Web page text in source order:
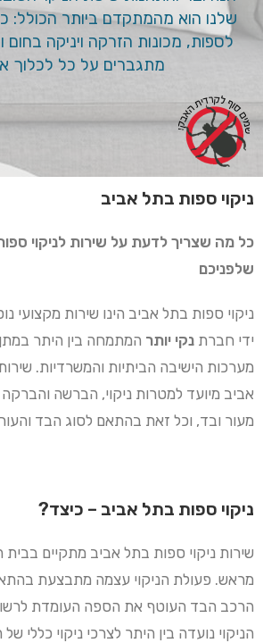
שלנו הוא מהמתקדם ביותר הכולל:
לספות, מכונות הזרקה ויניקה
מתגברים על כל לכלוך
ניקוי ספות בתל אביב
כל מה שצריך לדעת על שירות לניקוי
שלפניכם
ניקוי ספות בתל אביב הינו שירות מקצועי
ידי חברת נקי יותר המתמחה בין היתר במתן
מערכות הישיבה הביתיות והמשרדיות.
אביב מיועד למטרות ניקוי, הברשה
מעור ובד, וכל זאת בהתאם לסוג הבד
ניקוי ספות בתל אביב – כיצד?
שירות ניקוי ספות בתל אביב מתקיים בבית
מראש. פעולת הניקוי עצמה מתבצעת
הרכב הבד העוטף את הספה העומדת
הניקוי נועדה בין היתר לצרכי ניקוי כללי